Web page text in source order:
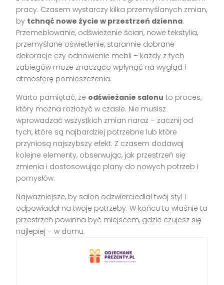
pracy. Czasem wystarczy kilka przemyślanych zmian,
by tchnąć nowe życie w przestrzeń dzienna.
Przemeblowanie, odświeżenie ścian, nowe tekstylia,
przemyślane oświetlenie, starannie dobrane
dekoracje czy odnowienie mebli – każdy z tych
zabiegów może znacząco wpłynąć na wygląd i
atmosferę pomieszczenia.
Warto pamiętać, że odświeżanie salonu to proces,
który można rozłożyć w czasie. Nie musisz
wprowadzać wszystkich zmian naraz – zacznij od
tych, które są najbardziej potrzebne lub które
przyniosą najszybszy efekt. Z czasem dodawaj
kolejne elementy, obserwując, jak przestrzeń się
zmienia i dostosowując plany do nowych potrzeb i
pomysłów.
Najważniejsze, by salon odzwierciedlał twój styl i
odpowiadał na twoje potrzeby. W końcu to właśnie ta
przestrzeń powinna być miejscem, gdzie czujesz się
najlepiej – w domu.